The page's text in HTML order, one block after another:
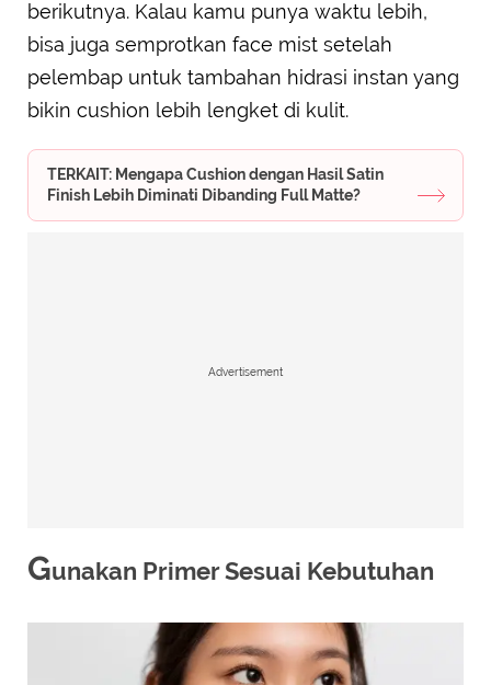
berikutnya. Kalau kamu punya waktu lebih,
bisa juga semprotkan face mist setelah
pelembap untuk tambahan hidrasi instan yang
bikin cushion lebih lengket di kulit.
TERKAIT: Mengapa Cushion dengan Hasil Satin
Finish Lebih Diminati Dibanding Full Matte?
Advertisement
Gunakan Primer Sesuai Kebutuhan